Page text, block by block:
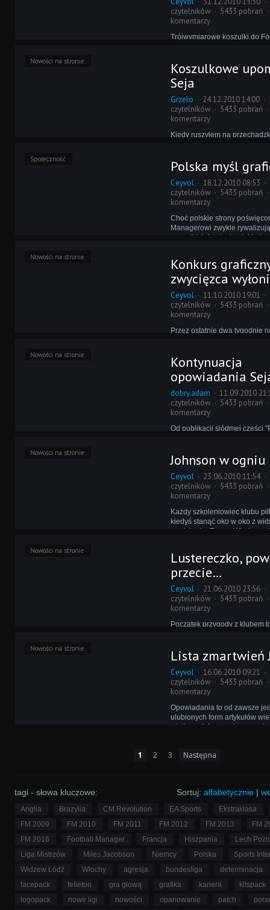
czytelników
5433 pobrań
komentarzy
Trójwymiarowe koszulki do
Sylwestra przygotowaliśmy
odnowione elementy tego
które wykonał dla nas
Nowości na stronie
Koszulkowe
Seja
Grzelo 24.12.2010 14:00
czytelników
5433 pobrań
komentarzy
Kiedy ruszyłem na
choinka stojąca przed
Najbardziej zaintrygowało
pobłyskiwało ukryte pod jej
Społeczność Polska myśl
Ceyvol 18.12.2010 08:53
czytelników
5433 pobrań
komentarzy
Choć polskie strony
Managerowi zwykle
wszystkich frontach, niekiedy
Najnowszy pomysł dotyczy
graficznych.
Nowości na stronie
Konkurs
zwycięzca
Ceyvol 11.10.2010 19:01
czytelników
5433 pobrań
komentarzy
Przez ostatnie dwa tygodnie
pomysł nie szedł w parze z
wykonaniem, a czasem na
Triumfatora wyłoniliśmy
bezsprzecznie.
Nowości na stronie
Kontynuacja
opowiadania
dobry.adam
11.09.2010
czytelników
5433 pobrań
komentarzy
Od publikacji siódmej części
białoruskim klubie, a on sam
wyszedł na prostą!
Nowości na stronie Johnson w ogniu
Ceyvol 23.06.2010 11:54
czytelników
5433 pobrań
komentarzy
Każdy szkoleniowiec klubu
kiedyś stanąć oko w oko z
zwolnienia. Trener
naszego Wiceministra
Nowości na stronie
Lustereczko,
przecie…
Ceyvol 21.06.2010 23:56
czytelników
5433 pobrań
komentarzy
Początek przygody z klubem
ignorujemy opcję
zdjęcia w grze – procedura ta
o wiele bardziej
Nowości na stronie Lista zmartwień
Ceyvol 16.06.2010 09:21
czytelników
5433 pobrań
komentarzy
Opowiadania to od zawsze
ulubionych form artykułów
użytkowników, przyjemna w
szóstą część swojej historii.
1 2 3 Następna
Sortuj: alfabetycznie |
tagi - słowa kluczowe:
Anglia Brazylia CM Revolution EA Sports
Ekstraklasa
FM 2009
FM 2010 FM 2011 FM 2012 FM 2013
FM
FM 2016
Football Manager Francja Hiszpania
Lech
Liga Mistrzów
Miles Jacobson Niemcy Polska
Sports
Widzew Łódź
Włochy agresja bundesliga
determinacja
facepack
felieton gra głową grafika kariera
kitspack
logopack
nowe ligi nowości opanowanie patch